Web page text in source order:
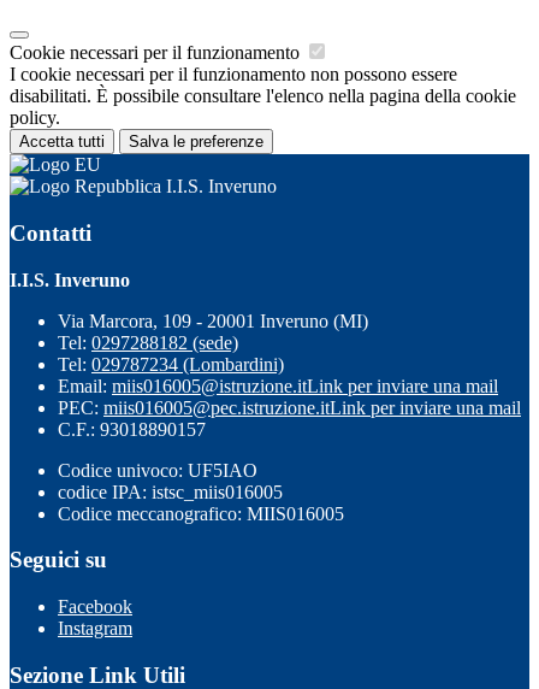
Cookie necessari per il funzionamento
I cookie necessari per il funzionamento non possono essere
disabilitati. È possibile consultare l'elenco nella pagina della cookie
policy.
Accetta tutti Salva le preferenze
I.I.S. Inveruno
Contatti
I.I.S. Inveruno
Via Marcora, 109 - 20001 Inveruno (MI)
Tel: 0297288182 (sede)
Tel: 029787234 (Lombardini)
Email: miis016005@istruzione.itLink per inviare una mail
PEC: miis016005@pec.istruzione.itLink per inviare una mail
C.F.: 93018890157
Codice univoco: UF5IAO
codice IPA: istsc_miis016005
Codice meccanografico: MIIS016005
Seguici su
Facebook
Instagram
Sezione Link Utili